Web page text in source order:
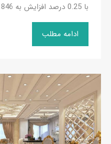
با 0.25 درصد افزایش به 1846 دلار و 50 سنت رسید. طبق…
ادامه مطلب